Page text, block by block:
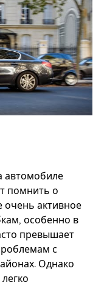
автомобиле
помнить о
очень активное
особенно в
превышает
с
Однако